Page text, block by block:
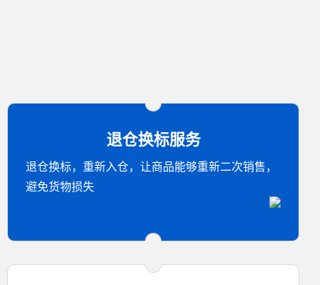
退仓换标服务
退仓换标，重新入仓，让商品能够重新二次销售，
避免货物损失